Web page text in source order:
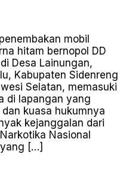
mobil
hitam bernopol DD
Desa Lainungan,
Kabupaten Sidenreng
Selatan, memasuki
di lapangan yang
kuasa hukumnya
kejanggalan dari
Nasional
yang […]